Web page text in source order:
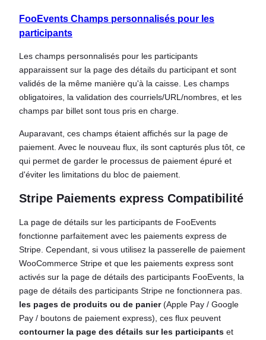
FooEvents Champs personnalisés pour les
participants
Les champs personnalisés pour les participants
apparaissent sur la page des détails du participant et sont
validés de la même manière qu'à la caisse. Les champs
obligatoires, la validation des courriels/URL/nombres, et les
champs par billet sont tous pris en charge.
Auparavant, ces champs étaient affichés sur la page de
paiement. Avec le nouveau flux, ils sont capturés plus tôt, ce
qui permet de garder le processus de paiement épuré et
d'éviter les limitations du bloc de paiement.
Stripe Paiements express Compatibilité
La page de détails sur les participants de FooEvents
fonctionne parfaitement avec les paiements express de
Stripe. Cependant, si vous utilisez la passerelle de paiement
WooCommerce Stripe et que les paiements express sont
activés sur la page de détails des participants FooEvents, la
page de détails des participants Stripe ne fonctionnera pas.
les pages de produits ou de panier(Apple Pay / Google
Pay / boutons de paiement express), ces flux peuvent
contourner la page des détails sur les participants et